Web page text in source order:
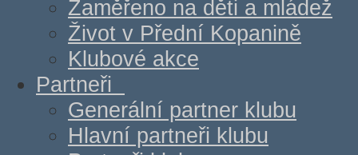
Zaměřeno na děti a mládež
Život v Přední Kopanině
Klubové akce
Partneři
Generální partner klubu
Hlavní partneři klubu